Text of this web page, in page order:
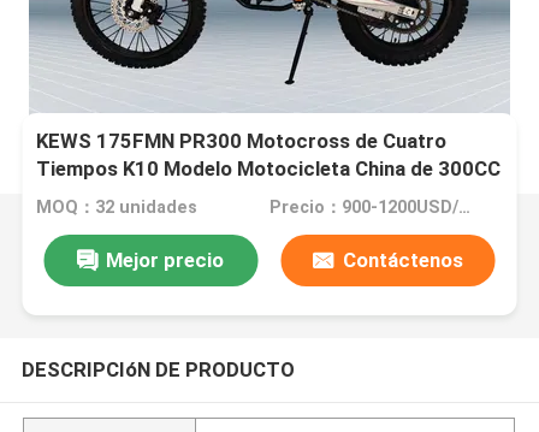
KEWS 175FMN PR300 Motocross de Cuatro
Tiempos K10 Modelo Motocicleta China de 300CC
MOQ：32 unidades Precio：900-1200USD/pcs FOB CHONGQING
Mejor precio Contáctenos
DESCRIPCIóN DE PRODUCTO